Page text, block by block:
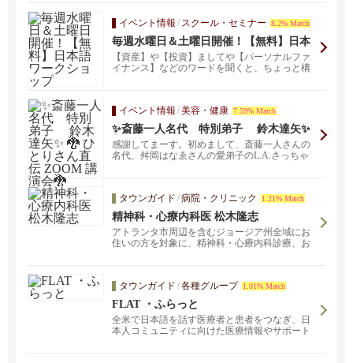
イベント情報 / スクール・セミナー 8.2% Match
毎週水曜日＆土曜日開催！【無料】日本
語ワークショップ
【資産】や【投資】ましてや【パーソナルファ
イナンス】などのワードを聞くと、ちょっと構
イベント情報 /美容・健康 7.59% Match
✨斎藤一人名代 特別弟子 鈴木達矢✨
🐉 ひとりさん直伝 ZOOM 講演会🐉
感謝してまーす。初めまして、斎藤一人さんの
名代、舛岡はなゑさんの愛弟子のL.A.さっちゃ
タウンガイド /病院・クリニック 1.21% Match
精神科・心療内科医 松木隆志
アトランタ市周辺を含むジョージア州全域にお
住いの方を対象に、精神科・心療内科診療、お
談ください。お薬の処方だけでなく、薬を用い
ない治療 (心理療法・カウンセリング・サイコセ
ラピー) も行っています。お薬が必要ない方もぜ
ひお気軽にお問い合わせ下さい。オンラインビ
デオ通話を用いた遠隔診療・カウンセリングも
タウンガイド /各種グループ 1.01% Match
FLAT ・ふらっと
全米で日本語を話す医療者と患者をつなぎ、日
本人コミュニティに向けた医療情報やサポート